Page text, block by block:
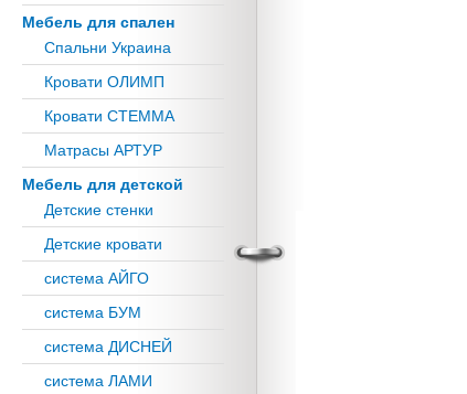
Мебель для спален
Спальни Украина
Кровати ОЛИМП
Кровати СТЕММА
Матрасы АРТУР
Мебель для детской
Детские стенки
Детские кровати
система АЙГО
система БУМ
система ДИСНЕЙ
система ЛАМИ